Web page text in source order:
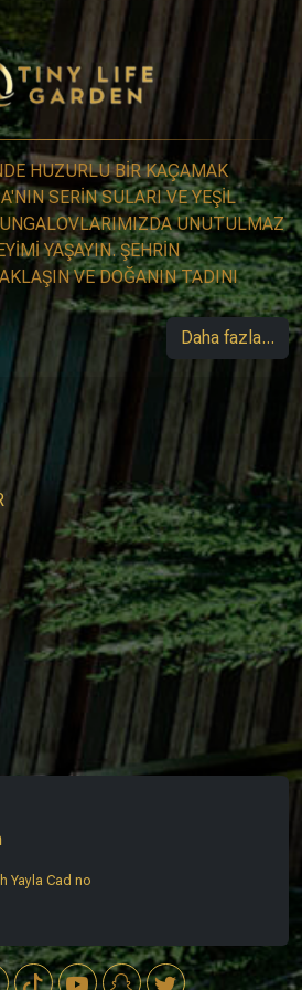
HUZURLU BİR KAÇAMAK
SERİN SULARI VE YEŞİL
UNUTULMAZ
YAŞAYIN. ŞEHRİN
VE DOĞANIN TADINI
Daha fazla...
Yayla Cad no